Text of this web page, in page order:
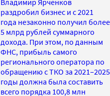
раздробил бизнес и с 2021
года незаконно получил более
5 млрд рублей суммарного
дохода. При этом, по данным
ФНС, прибыль самого
регионального оператора по
обращению с ТКО за 2021–2025
годы должна была составить
всего порядка 100,8 млн